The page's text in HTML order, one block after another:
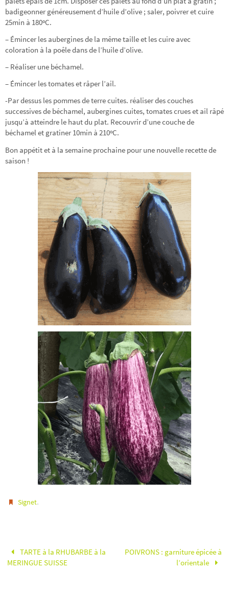
badigeonner généreusement d’huile d’olive ; saler, poivrer et cuire
25min à 180ºC.
– Émincer les aubergines de la même taille et les cuire avec
coloration à la poêle dans de l’huile d’olive.
– Réaliser une béchamel.
– Émincer les tomates et râper l’ail.
-Par dessus les pommes de terre cuites. réaliser des couches
successives de béchamel, aubergines cuites, tomates crues et ail râpé
jusqu’à atteindre le haut du plat. Recouvrir d’une couche de
béchamel et gratiner 10min à 210ºC.
Bon appétit et à la semaine prochaine pour une nouvelle recette de
saison !
Signet.
TARTE à la RHUBARBE à la
MERINGUE SUISSE
POIVRONS : garniture épicée à
l’orientale